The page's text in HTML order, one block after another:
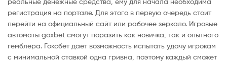
регистрация на портале. Для этого в первую очередь стоит
перейти на официальный сайт или рабочее зеркало. Игровые
автоматы goxbet смогут поразить как новичка, так и опытного
гемблера. Гоксбет дает возможность испытать удачу игрокам
с минимальной ставкой одна гривна, поэтому каждый сможет